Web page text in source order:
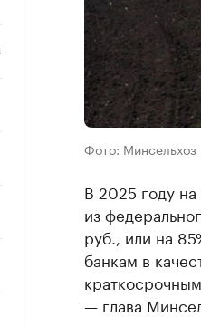
Фото: Минсельхоз
В 2025 году
из
руб., или на
банкам в
— глава